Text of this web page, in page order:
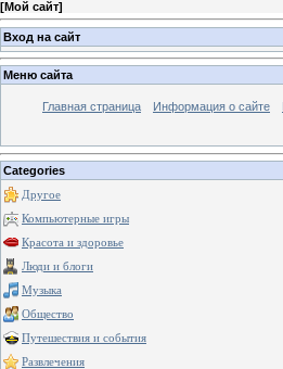
[Мой сайт]
Вход на сайт
Меню сайта
Главная страница Информация о сайте
Categories
Другое
Компьютерные игры
Красота и здоровье
Люди и блоги
Музыка
Общество
Путешествия и события
Развлечения